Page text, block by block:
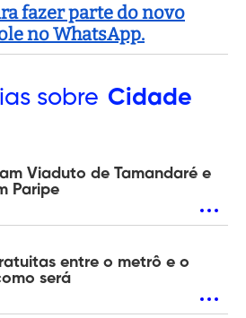
fazer parte do novo
no WhatsApp.
sobre Cidade
Viaduto de Tamandaré e
Paripe
entre o metrô e o
será